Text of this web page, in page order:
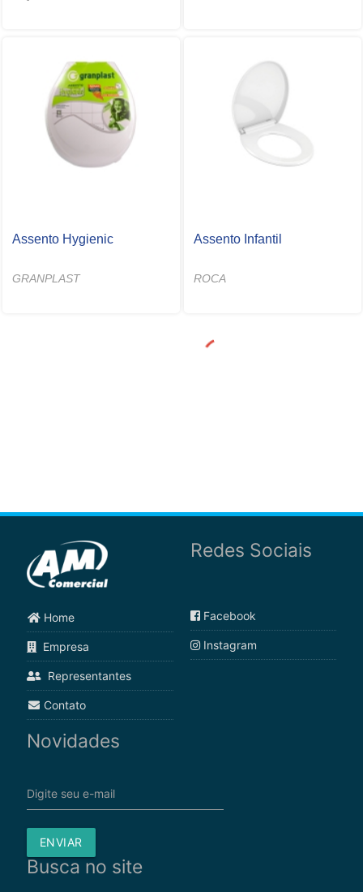
Assento Hygienic
GRANPLAST
Assento Infantil
ROCA
Home
Empresa
Representantes
Contato
Redes Sociais
Facebook
Instagram
Novidades
Digite seu e-mail
ENVIAR
Busca no site